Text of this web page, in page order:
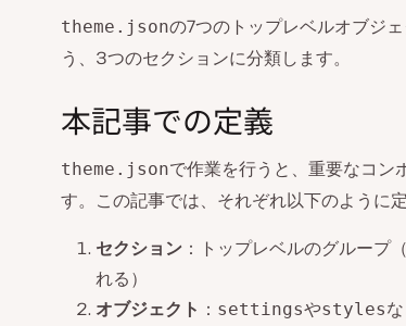
theme.jsonの7つのトップレベルオブジ
う、3つのセクションに分類します。
本記事での定義
theme.jsonで作業を行うと、重要なコン
す。この記事では、それぞれ以下のように定
セクション ：トップレベルのグループ
れる）
オブジェクト ： settingsやstylesな